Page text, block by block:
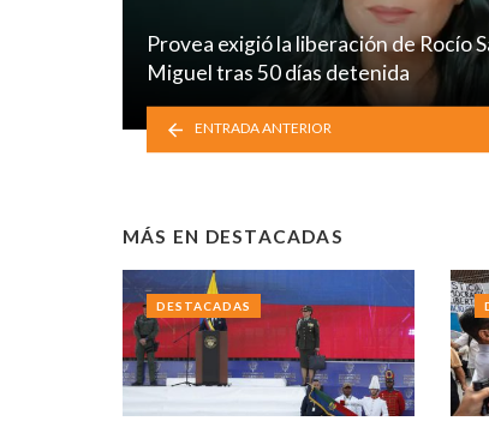
Provea exigió la liberación de Rocío
Miguel tras 50 días detenida
ENTRADA ANTERIOR
MÁS EN DESTACADAS
DESTACADAS